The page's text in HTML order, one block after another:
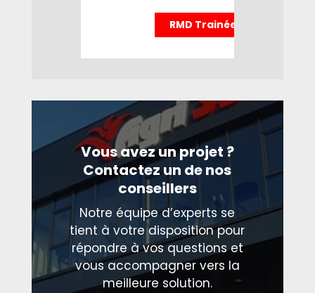
RMD Trainée
Vous avez un projet ?
Contactez un de nos
conseillers
Notre équipe d’experts se
tient à votre disposition pour
répondre à vos questions et
vous accompagner vers la
meilleure solution.